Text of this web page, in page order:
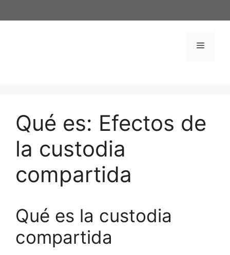
al
Menú
Qué es: Efectos de
la custodia
compartida
Qué es la custodia
compartida